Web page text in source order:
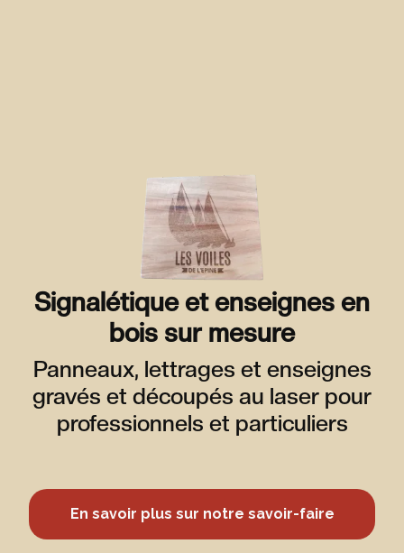
Signalétique et enseignes en
bois sur mesure
Panneaux, lettrages et enseignes
gravés et découpés au laser pour
professionnels et particuliers
En savoir plus sur notre savoir-faire